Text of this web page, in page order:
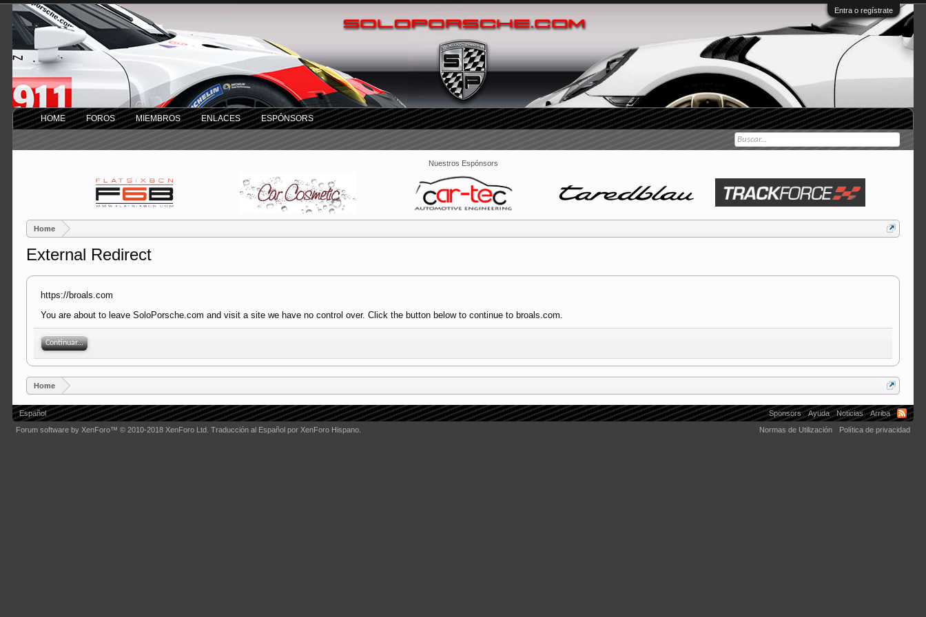
Entra o regístrate
Nuestros Espónsors
Home
External Redirect
https://broals.com
You are about to leave SoloPorsche.com and visit a site we have no control over. Click the button below to continue to broals.com.
Continuar...
Home
HOME FOROS MIEMBROS ENLACES ESPÓNSORS
Español Sponsors Ayuda Noticias
Arriba
Normas de Utilización
Política de privacidad
Forum software by XenForo™© 2010-2018 XenForo Ltd. Traducción al Español por XenForo Hispano.